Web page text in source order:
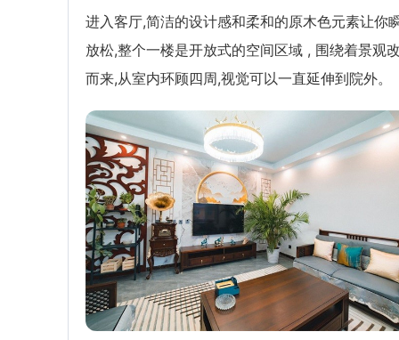
进入客厅,简洁的设计感和柔和的原木色元素让你
放松,整个一楼是开放式的空间区域 , 围绕着景观
而来,从室内环顾四周,视觉可以一直延伸到院外。